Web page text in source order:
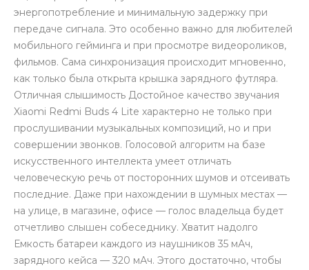
энергопотребление и минимальную задержку при
передаче сигнала. Это особенно важно для любителей
мобильного гейминга и при просмотре видеороликов,
фильмов. Сама синхронизация происходит мгновенно,
как только была открыта крышка зарядного футляра.
Отличная слышимость Достойное качество звучания
Xiaomi Redmi Buds 4 Lite характерно не только при
прослушивании музыкальных композиций, но и при
совершении звонков. Голосовой алгоритм на базе
искусственного интеллекта умеет отличать
человеческую речь от посторонних шумов и отсеивать
последние. Даже при нахождении в шумных местах —
на улице, в магазине, офисе — голос владельца будет
отчетливо слышен собеседнику. Хватит надолго
Емкость батареи каждого из наушников 35 мАч,
зарядного кейса — 320 мАч. Этого достаточно, чтобы